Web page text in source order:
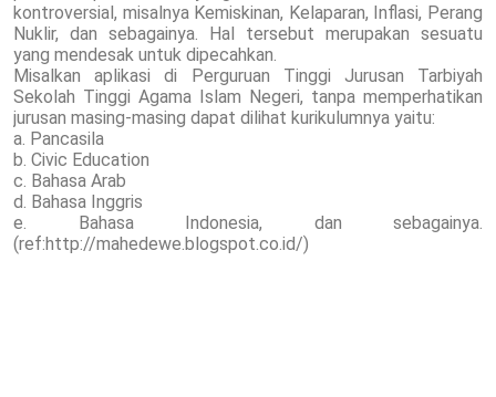
kontroversial, misalnya Kemiskinan, Kelaparan, Inflasi, Perang
Nuklir, dan sebagainya. Hal tersebut merupakan sesuatu
yang mendesak untuk dipecahkan.
Misalkan aplikasi di Perguruan Tinggi Jurusan Tarbiyah
Sekolah Tinggi Agama Islam Negeri, tanpa memperhatikan
jurusan masing-masing dapat dilihat kurikulumnya yaitu:
a. Pancasila
b. Civic Education
c. Bahasa Arab
d. Bahasa Inggris
e. Bahasa Indonesia, dan sebagainya.
(ref:http://mahedewe.blogspot.co.id/)